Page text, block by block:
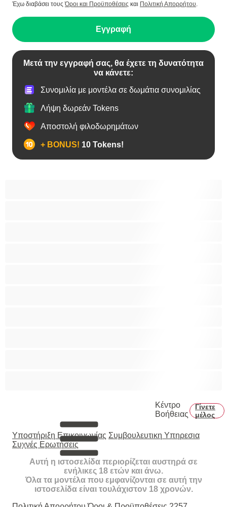
Έχω διαβάσει τουςΌροι και Προϋποθέσεις και Πολιτική Απορρήτου.
Εγγραφή
Μετά την εγγραφή σας, θα έχετε τη δυνατότητα
να κάνετε:
Συνομιλία με μοντέλα σε δωμάτια συνομιλίας
Λήψη δωρεάν Tokens
Αποστολή φιλοδωρημάτων
+ BONUS! 10 Tokens!
Κέντρο
Βοήθειας
Γίνετε
μέλος
Υποστήριξη Επικοινωνίας Συμβουλευτικη Υπηρεσια
Συχνές Ερωτήσεις
Αυτή η ιστοσελίδα περιορίζεται αυστηρά σε
ενήλικες 18 ετών και άνω.
Όλα τα μοντέλα που εμφανίζονται σε αυτή την
ιστοσελίδα είναι τουλάχιστον 18 χρονών.